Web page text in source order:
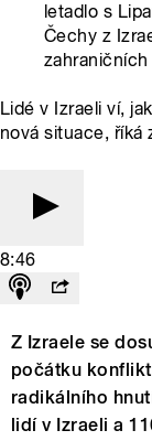
letadlo s
Čechy z
Lidé v Izraeli ví,
nová situace, říká
8:46
Z Izraele se
počátku
radikálního
lidí v Izraeli a